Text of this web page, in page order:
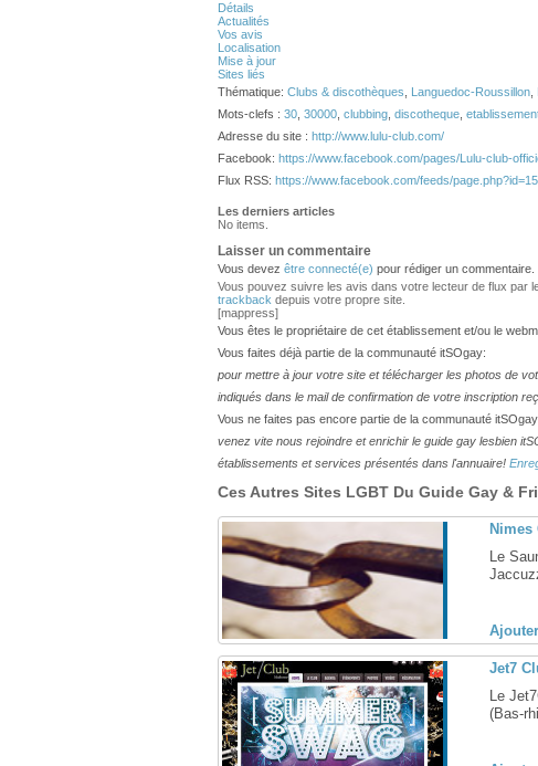
Détails
Actualités
Vos avis
Localisation
Mise à jour
Sites liés
Thématique: Clubs & discothèques Languedoc-Roussillon
Mots-clefs : 30 30000 clubbing discotheque
Adresse du site : http://www.lulu-club.com/
Facebook: https://www.facebook.com/pages/Lulu-club-
Flux RSS: https://www.facebook.com/feeds/
Les derniers articles
No items.
Laisser un commentaire
Vous devez être connecté(e) pour rédiger un commentaire.
Vous pouvez suivre les avis dans votre lecteur de flux par
trackback depuis votre propre site.
[mappress]
Vous êtes le propriétaire de cet établissement et/ou le
Vous faites déjà partie de la communauté itSOgay:
pour mettre à jour votre site et télécharger les photos de
indiqués dans le mail de confirmation de votre inscription
Vous ne faites pas encore partie de la communauté
venez vite nous rejoindre et enrichir le guide gay lesbien
établissements et services présentés dans l'annuaire!
Ces Autres Sites LGBT Du Guide Gay &
Nimes
Le
Jet7
Le
(Bas-